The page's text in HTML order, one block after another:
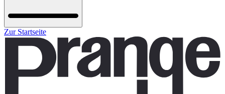
Zur Startseite